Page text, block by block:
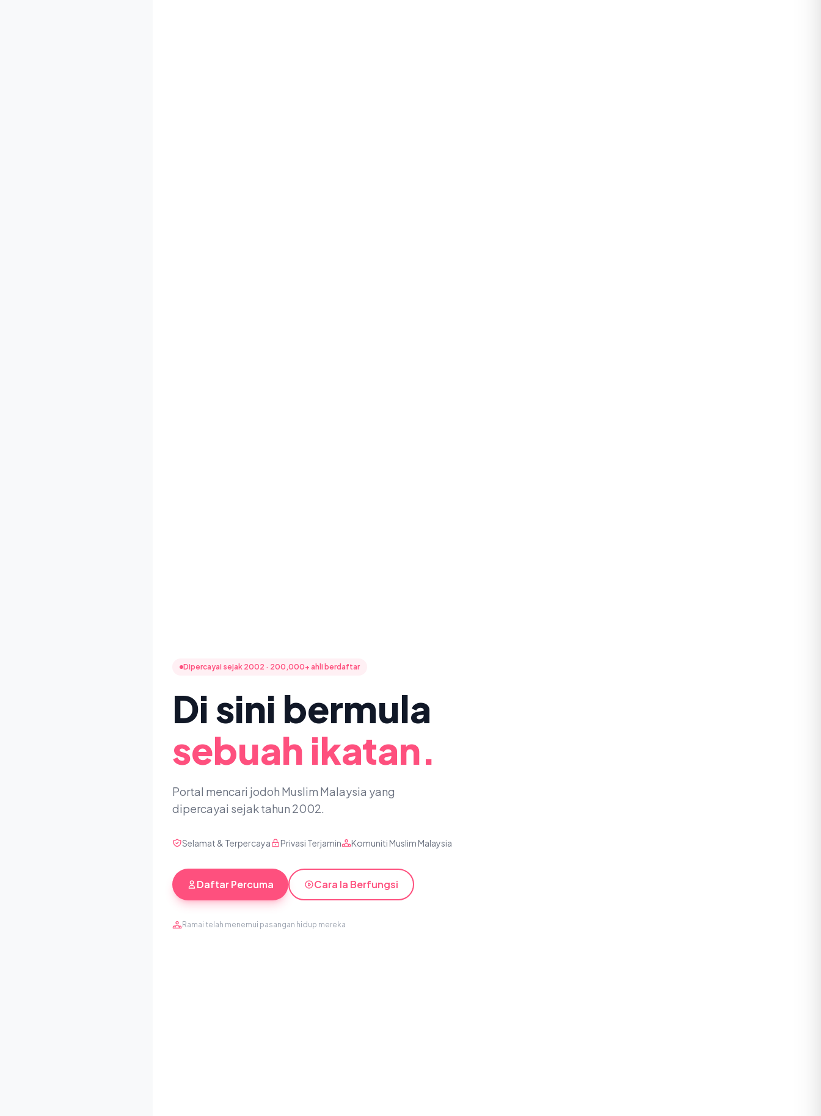
Dipercayai sejak 2002 · 200,000+ ahli berdaftar
Di sini bermula
sebuah ikatan.
Portal mencari jodoh Muslim Malaysia yang
dipercayai sejak tahun 2002.
Selamat & Terpercaya Privasi Terjamin Komuniti Muslim Malaysia
Daftar Percuma Cara Ia Berfungsi
Ramai telah menemui pasangan hidup mereka